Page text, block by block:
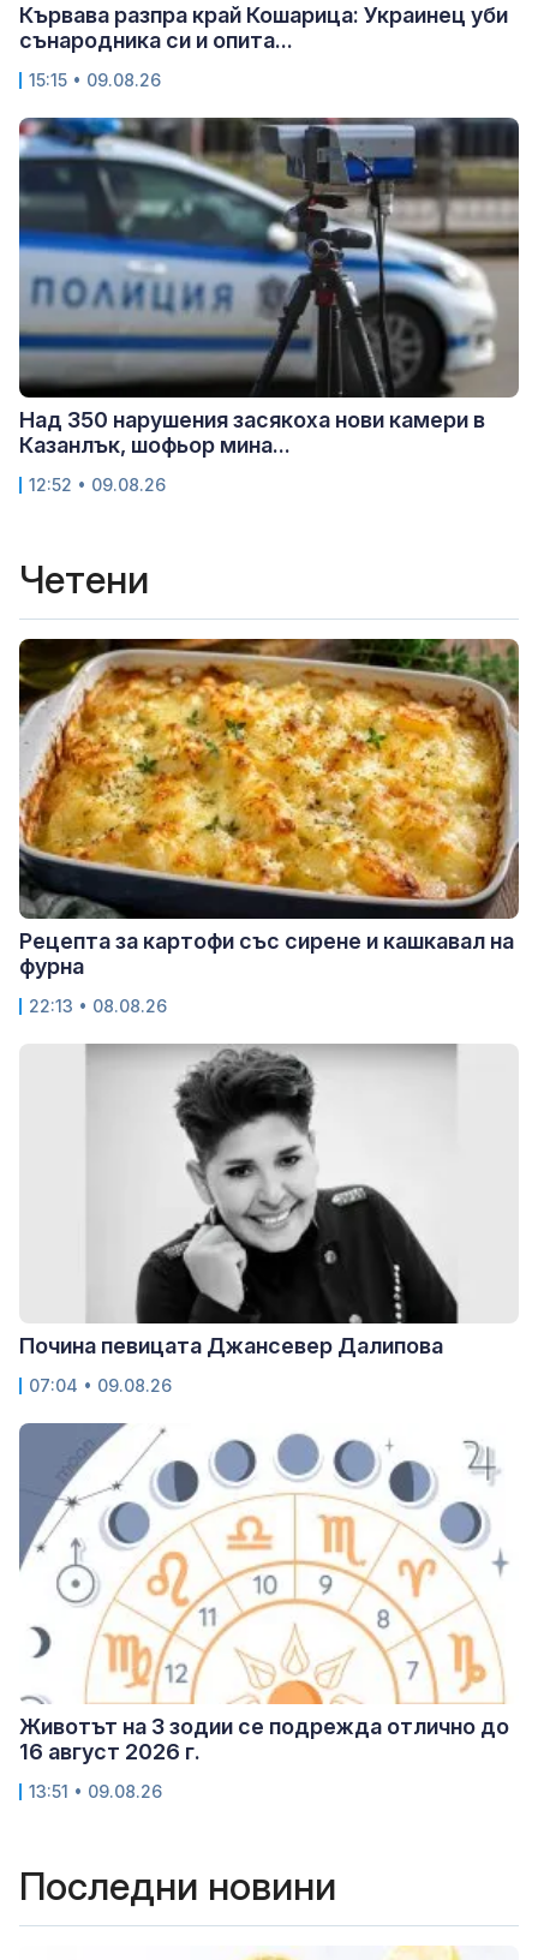
Кървава разпра край Кошарица: Украинец уби
сънародника си и опита...
15:15 • 09.08.26
Над 350 нарушения засякоха нови камери в
Казанлък, шофьор мина...
12:52 • 09.08.26
Четени
Рецепта за картофи със сирене и кашкавал на
фурна
22:13 • 08.08.26
Почина певицата Джансевер Далипова
07:04 • 09.08.26
Животът на 3 зодии се подрежда отлично до
16 август 2026 г.
13:51 • 09.08.26
Последни новини